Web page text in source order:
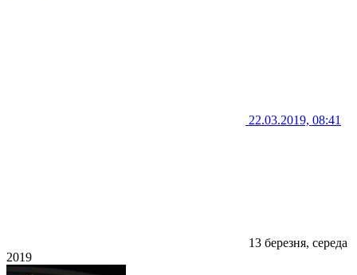
22.03.2019, 08:41
13 березня, середа
2019